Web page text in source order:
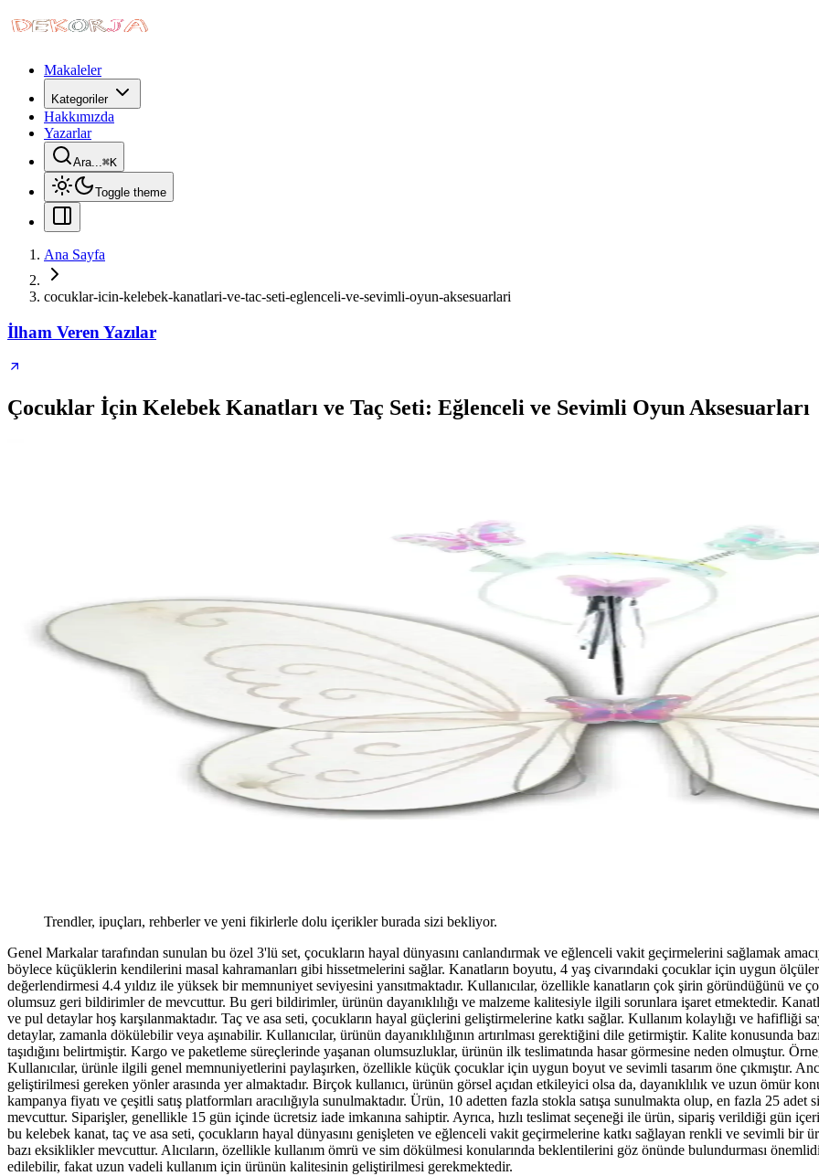
Makaleler
Kategoriler
Hakkımızda
Yazarlar
Ara...⌘K
Toggle theme
Ana Sayfa
cocuklar-icin-kelebek-kanatlari-ve-tac-seti-eglenceli-ve-sevimli-oyun-aksesuarlari
İlham Veren Yazılar
Çocuklar İçin Kelebek Kanatları ve Taç Seti: Eğlenceli ve Sevimli Oyun Aksesuarları
Trendler, ipuçları, rehberler ve yeni fikirlerle dolu içerikler burada sizi bekliyor.
Genel Markalar tarafından sunulan bu özel 3'lü set, çocukların hayal dünyasını canlandırmak ve eğlenceli vakit geçirmelerini sağlamak
böylece küçüklerin kendilerini masal kahramanları gibi hissetmelerini sağlar. Kanatların boyutu, 4 yaş civarındaki çocuklar için uygun
değerlendirmesi 4.4 yıldız ile yüksek bir memnuniyet seviyesini yansıtmaktadır. Kullanıcılar, özellikle kanatların çok şirin göründüğünü
olumsuz geri bildirimler de mevcuttur. Bu geri bildirimler, ürünün dayanıklılığı ve malzeme kalitesiyle ilgili sorunlara işaret etmektedir.
ve pul detaylar hoş karşılanmaktadır. Taç ve asa seti, çocukların hayal güçlerini geliştirmelerine katkı sağlar. Kullanım kolaylığı ve hafifliği
detaylar, zamanla dökülebilir veya aşınabilir. Kullanıcılar, ürünün dayanıklılığının artırılması gerektiğini dile getirmiştir. Kalite konusunda
taşıdığını belirtmiştir. Kargo ve paketleme süreçlerinde yaşanan olumsuzluklar, ürünün ilk teslimatında hasar görmesine neden olmuştur.
Kullanıcılar, ürünle ilgili genel memnuniyetlerini paylaşırken, özellikle küçük çocuklar için uygun boyut ve sevimli tasarım öne çıkmıştır.
geliştirilmesi gereken yönler arasında yer almaktadır. Birçok kullanıcı, ürünün görsel açıdan etkileyici olsa da, dayanıklılık ve uzun ömür
kampanya fiyatı ve çeşitli satış platformları aracılığıyla sunulmaktadır. Ürün, 10 adetten fazla stokla satışa sunulmakta olup, en fazla 25
mevcuttur. Siparişler, genellikle 15 gün içinde ücretsiz iade imkanına sahiptir. Ayrıca, hızlı teslimat seçeneği ile ürün, sipariş verildiği gün
bu kelebek kanat, taç ve asa seti, çocukların hayal dünyasını genişleten ve eğlenceli vakit geçirmelerine katkı sağlayan renkli ve sevimli bir
bazı eksiklikler mevcuttur. Alıcıların, özellikle kullanım ömrü ve sim dökülmesi konularında beklentilerini göz önünde bulundurması
edilebilir, fakat uzun vadeli kullanım için ürünün kalitesinin geliştirilmesi gerekmektedir.